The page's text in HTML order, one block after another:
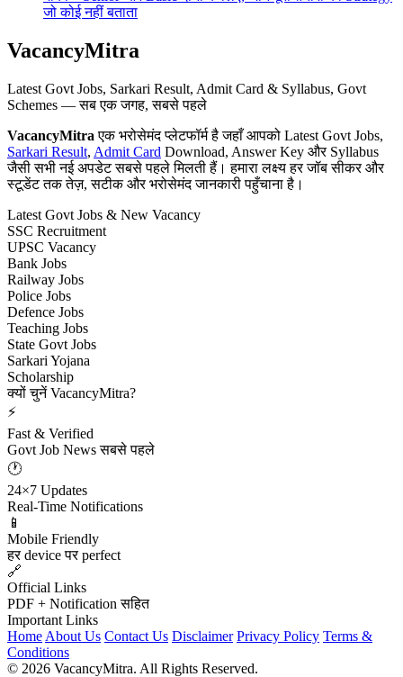
जो कोई नहीं बताता
VacancyMitra
Latest Govt Jobs, Sarkari Result, Admit Card & Syllabus, Govt
Schemes — सब एक जगह, सबसे पहले
VacancyMitra एक भरोसेमंद प्लेटफॉर्म है जहाँ आपको Latest Govt Jobs,
Sarkari Result, Admit Card Download, Answer Key और Syllabus
जैसी सभी नई अपडेट सबसे पहले मिलती हैं। हमारा लक्ष्य हर जॉब सीकर और
स्टूडेंट तक तेज़, सटीक और भरोसेमंद जानकारी पहुँचाना है।
Latest Govt Jobs & New Vacancy
SSC Recruitment
UPSC Vacancy
Bank Jobs
Railway Jobs
Police Jobs
Defence Jobs
Teaching Jobs
State Govt Jobs
Sarkari Yojana
Scholarship
क्यों चुनें VacancyMitra?
⚡
Fast & Verified
Govt Job News सबसे पहले
🕐
24×7 Updates
Real-Time Notifications
📱
Mobile Friendly
हर device पर perfect
🔗
Official Links
PDF + Notification सहित
Important Links
Home About Us Contact Us Disclaimer Privacy Policy Terms &
Conditions
© 2026 VacancyMitra. All Rights Reserved.